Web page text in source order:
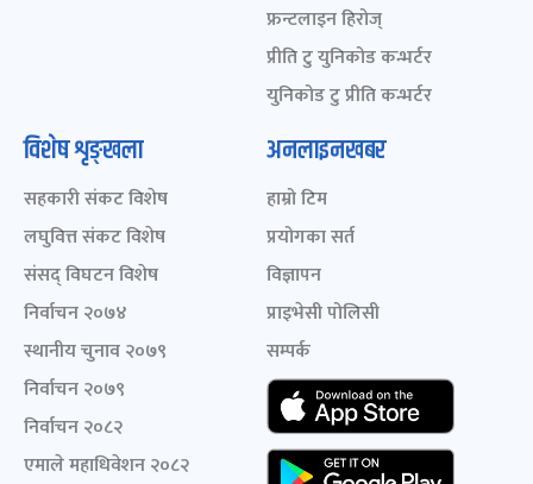
फ्रन्टलाइन हिरोज्
प्रीति टु युनिकोड कन्भर्टर
युनिकोड टु प्रीति कन्भर्टर
विशेष शृङ्खला
सहकारी संकट विशेष
लघुवित्त संकट विशेष
संसद् विघटन विशेष
निर्वाचन २०७४
स्थानीय चुनाव २०७९
निर्वाचन २०७९
निर्वाचन २०८२
एमाले महाधिवेशन २०८२
अनलाइनखबर
हाम्रो टिम
प्रयोगका सर्त
विज्ञापन
प्राइभेसी पोलिसी
सम्पर्क